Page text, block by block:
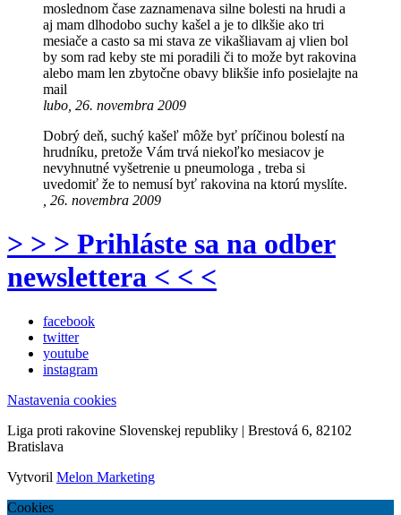
moslednom čase zaznamenava silne bolesti na hrudi a
aj mam dlhodobo suchy kašel a je to dlkšie ako tri
mesiače a casto sa mi stava ze vikašliavam aj vlien bol
by som rad keby ste mi poradili či to može byt rakovina
alebo mam len zbytočne obavy blikšie info posielajte na
mail
lubo, 26. novembra 2009
Dobrý deň, suchý kašeľ môže byť príčinou bolestí na
hrudníku, pretože Vám trvá niekoľko mesiacov je
nevyhnutné vyšetrenie u pneumologa , treba si
uvedomiť že to nemusí byť rakovina na ktorú myslíte.
, 26. novembra 2009
> > > Prihláste sa na odber
newslettera < < <
facebook
twitter
youtube
instagram
Nastavenia cookies
Liga proti rakovine Slovenskej republiky | Brestová 6, 82102
Bratislava
Vytvoril Melon Marketing
Cookies